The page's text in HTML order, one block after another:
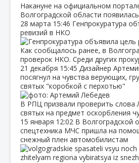
Накануне на официальном
Волгоградской области
28 марта 15:46 Генпрокуратура
ревизий в НКО
Как сообщалось ранее, в
проверок НКО. Среди других
21 декабря 15:45 Дизайнер
посягнул на чувства верующих,
святых "коробкой с перхотью"
В РПЦ призвали проверить
святых на предмет оскорбления
15 января 12:02 В Волгоградской
спецтехника МЧС пришла на
снежный плен автомобилистам